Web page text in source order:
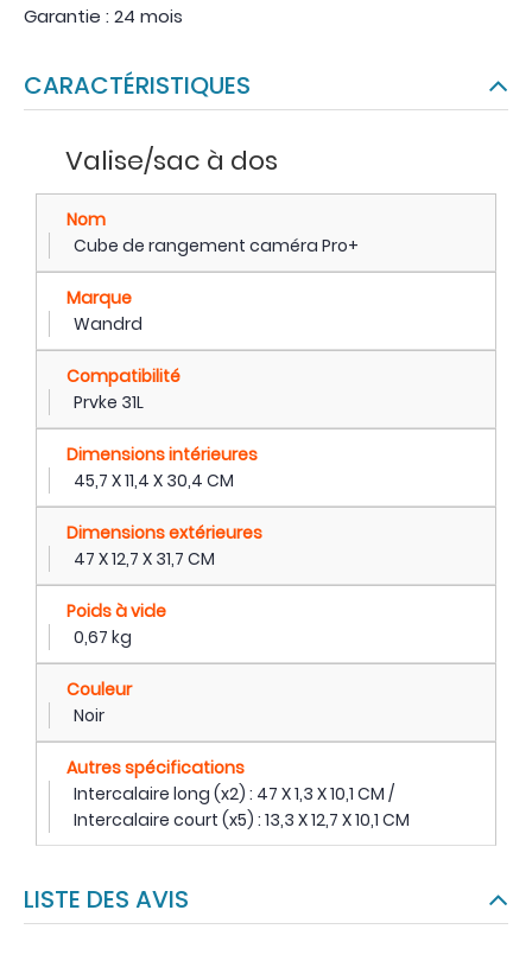
Garantie : 24 mois
CARACTÉRISTIQUES
Valise/sac à dos
Nom
Cube de rangement caméra Pro+
Marque
Wandrd
Compatibilité
Prvke 31L
Dimensions intérieures
45,7 X 11,4 X 30,4 CM
Dimensions extérieures
47 X 12,7 X 31,7 CM
Poids à vide
0,67 kg
Couleur
Noir
Autres spécifications
Intercalaire long (x2) : 47 X 1,3 X 10,1 CM /
Intercalaire court (x5) : 13,3 X 12,7 X 10,1 CM
LISTE DES AVIS